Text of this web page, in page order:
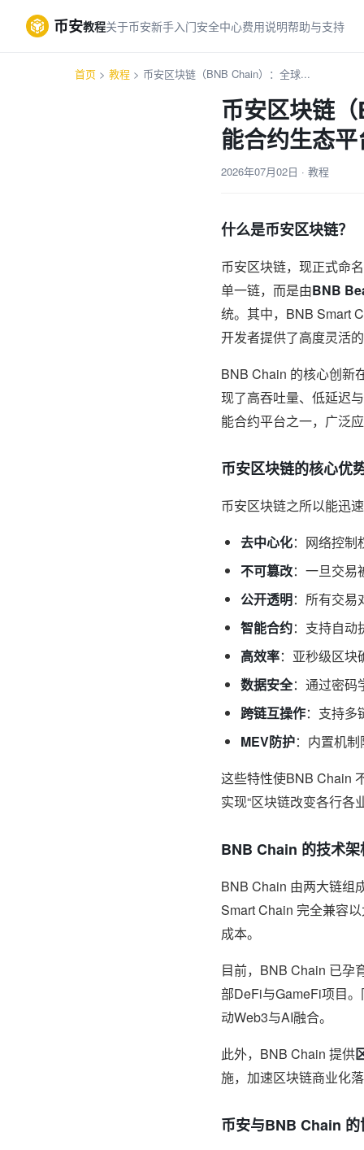
币安教程关于币安新手入门安全中心费用说明帮助与支持
首页 > 教程 > 币安区块链（BNB Chain）：全球...
币安区块链
能合约生态平
2026年07月02日 · 教程
什么是币安区块链？
币安区块链，现正式命
单一链，而是由BNB
统。其中，BNB Smart
开发者提供了高度灵活的
BNB Chain 的核心创新
现了高吞吐量、低延迟
能合约平台之一，广泛
币安区块链的核心优
币安区块链之所以能迅
去中心化：网络控制
不可篡改：一旦交易
公开透明：所有交易
智能合约：支持自动
高效率：亚秒级区块
数据安全：通过密码
跨链互操作：支持多
MEV防护：内置机
这些特性使BNB Chain
实现“区块链改变各行各业
BNB Chain 的技术
BNB Chain 由两大链组
Smart Chain 完全兼容
成本。
目前，BNB Chain 已孕
部DeFi与GameFi项目
动Web3与AI融合。
此外，BNB Chain 提供
施，加速区块链商业化落
币安与BNB Chain 的